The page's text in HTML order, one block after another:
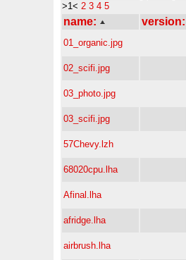
>1< 2 3 4 5
name: version:
01_organic.jpg
02_scifi.jpg
03_photo.jpg
03_scifi.jpg
57Chevy.lzh
68020cpu.lha
Afinal.lha
afridge.lha
airbrush.lha